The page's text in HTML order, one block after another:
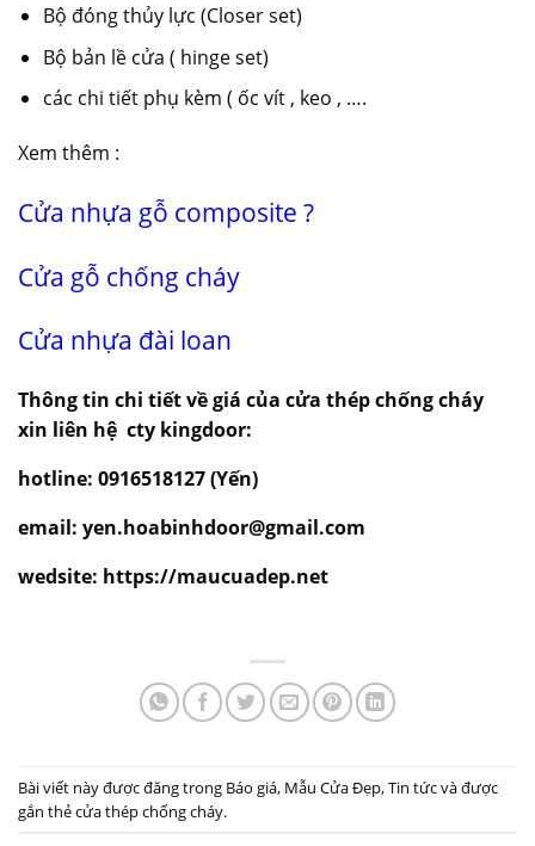
Bộ đóng thủy lực (Closer set)
Bộ bản lề cửa ( hinge set)
các chi tiết phụ kèm ( ốc vít , keo , ….
Xem thêm :
Cửa nhựa gỗ composite ?
Cửa gỗ chống cháy
Cửa nhựa đài loan
Thông tin chi tiết về giá của cửa thép chống cháy
xin liên hệ cty kingdoor:
hotline: 0916518127 (Yến)
email: yen.hoabinhdoor@gmail.com
wedsite: https://maucuadep.net
Bài viết này được đăng trong Báo giá, Mẫu Cửa Đẹp,Tin tứcvà được
gắn thẻcửa thép chống cháy.